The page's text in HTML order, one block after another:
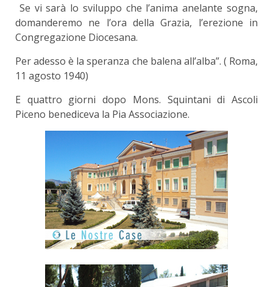
Se vi sarà lo sviluppo che l’anima anelante sogna,
domanderemo ne l’ora della Grazia, l’erezione in
Congregazione Diocesana.
Per adesso è la speranza che balena all’alba”. ( Roma,
11 agosto 1940)
E quattro giorni dopo Mons. Squintani di Ascoli
Piceno benediceva la Pia Associazione.